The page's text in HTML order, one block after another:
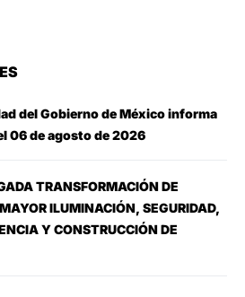
del Gobierno de México informa
06 de agosto de 2026
TRANSFORMACIÓN DE
ILUMINACIÓN, SEGURIDAD,
Y CONSTRUCCIÓN DE